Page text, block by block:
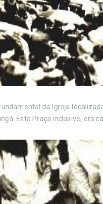
da Igreja
Esta Praça inclusive, era